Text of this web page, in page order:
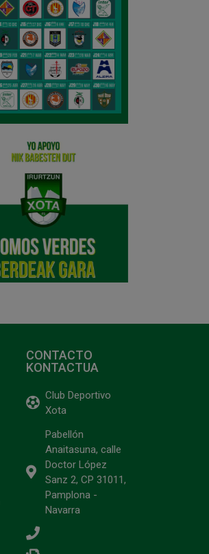
CONTACTO
KONTACTUA
Club Deportivo
Xota
Pabellón
Anaitasuna, calle
Doctor López
Sanz 2, CP 31011,
Pamplona -
Navarra